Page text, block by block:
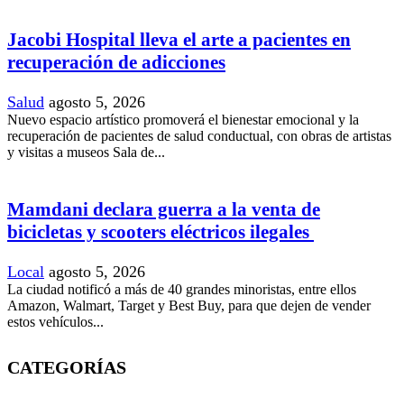
Jacobi Hospital lleva el arte a pacientes en
recuperación de adicciones
Salud agosto 5, 2026
Nuevo espacio artístico promoverá el bienestar emocional y la
recuperación de pacientes de salud conductual, con obras de artistas
y visitas a museos Sala de...
Mamdani declara guerra a la venta de
bicicletas y scooters eléctricos ilegales
Local agosto 5, 2026
La ciudad notificó a más de 40 grandes minoristas, entre ellos
Amazon, Walmart, Target y Best Buy, para que dejen de vender
estos vehículos...
CATEGORÍAS